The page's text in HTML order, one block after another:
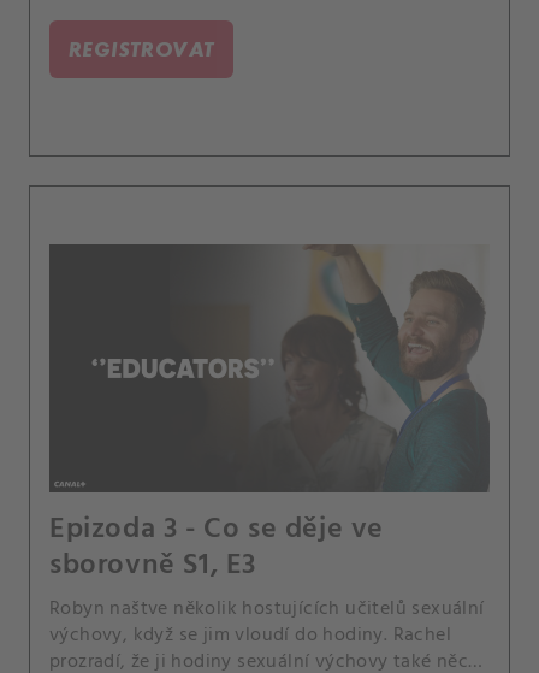
parkováním.
REGISTROVAT
Epizoda 3 - Co se děje ve
sborovně S1, E3
Robyn naštve několik hostujících učitelů sexuální
výchovy, když se jim vloudí do hodiny. Rachel
prozradí, že ji hodiny sexuální výchovy také něco